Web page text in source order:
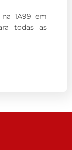
1A99 em
todas as